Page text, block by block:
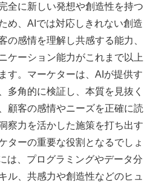
全に新しい発想や創造性を持つ
め、AIでは対応しきれない創造
の感情を理解し共感する能力、
ケーション能力がこれまで以上
す。マーケターは、AIが提供す
多角的に検証し、本質を見抜く
顧客の感情やニーズを正確に読
察力を活かした施策を打ち出す
ターの重要な役割となるでしょ
は、プログラミングやデータ分
ル、共感力や創造性などのヒュ